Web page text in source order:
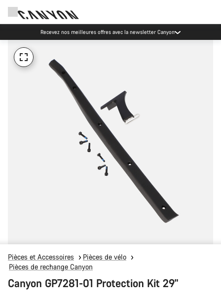
Recevez nos meilleures offres avec la newsletter Canyon
Pièces et Accessoires
Pièces de vélo
Pièces de rechange Canyon
Canyon GP7281-01 Protection Kit 29"